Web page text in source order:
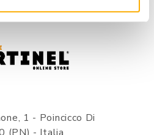
1 - Poincicco Di
(PN) - Italia